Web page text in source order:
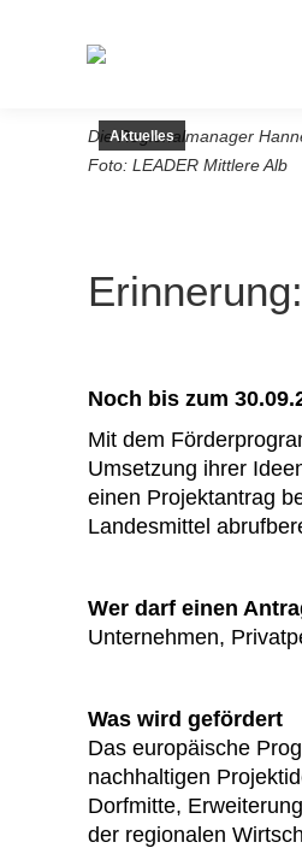
Aktuelles
Die Regionalmanager
Foto: LEADER Mittlere Alb
Noch bis zum
Mit dem
Umsetzung ihrer
einen Projektantrag
Landesmittel
Wer darf einen
Unternehmen,
Was wird gefördert
Das europäische
nachhaltigen
Dorfmitte,
der regionalen